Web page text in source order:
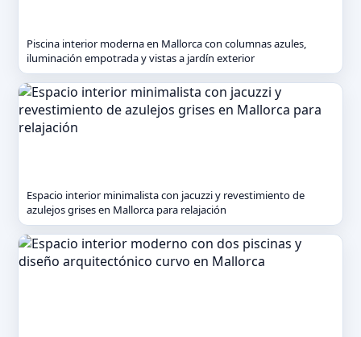
Piscina interior moderna en Mallorca con columnas azules,
iluminación empotrada y vistas a jardín exterior
Espacio interior minimalista con jacuzzi y revestimiento de
azulejos grises en Mallorca para relajación